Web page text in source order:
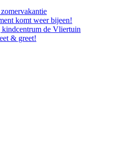
komt weer bijeen!
kindcentrum de Vliertuin
& greet!